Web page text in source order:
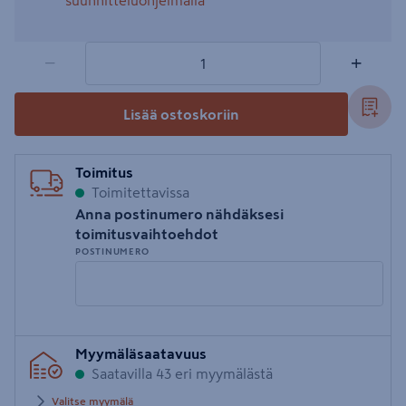
− +
Lisää ostoskoriin
Toimitus
Toimitettavissa
Anna postinumero nähdäksesi
toimitusvaihtoehdot
POSTINUMERO
postinumero
Myymäläsaatavuus
Saatavilla 43 eri myymälästä
Valitse myymälä